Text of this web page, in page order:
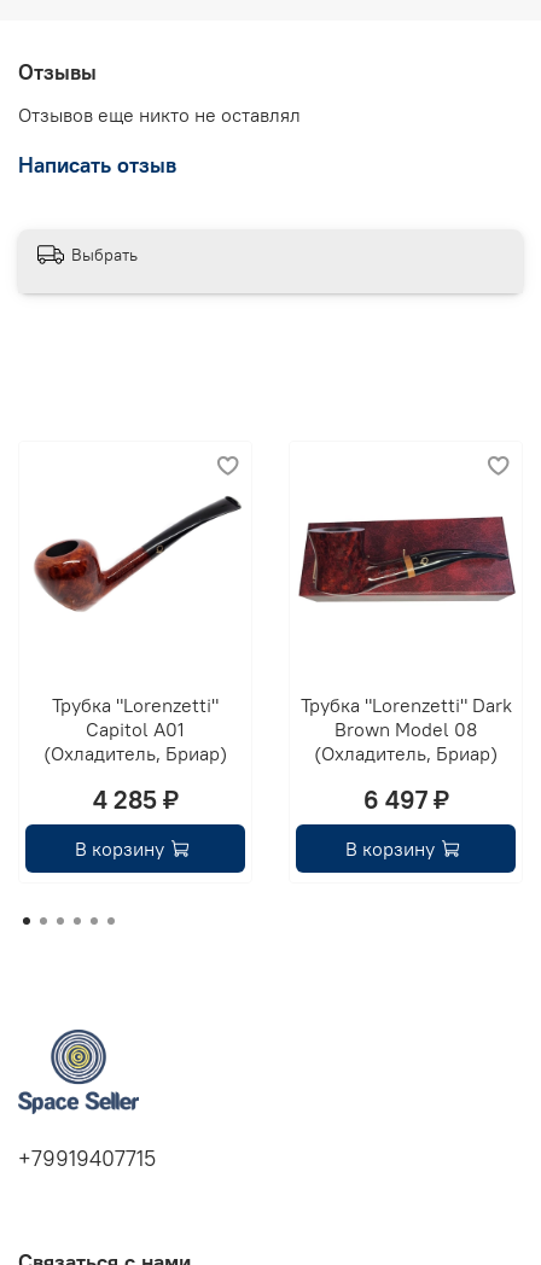
Отзывы
Отзывов еще никто не оставлял
Написать отзыв
Выбрать
Трубка "Lorenzetti"
Capitol A01
(Охладитель, Бриар)
4 285 ₽
В корзину
Трубка "Lorenzetti" Dark
Brown Model 08
(Охладитель, Бриар)
6 497 ₽
В корзину
+79919407715